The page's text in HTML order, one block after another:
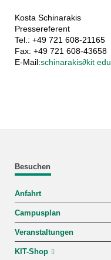
Kosta Schinarakis
Pressereferent
Tel.: +49 721 608-21165
Fax: +49 721 608-43658
E-Mail:schinarakis∂kit edu
Besuchen
Anfahrt
Campusplan
Veranstaltungen
KIT-Shop